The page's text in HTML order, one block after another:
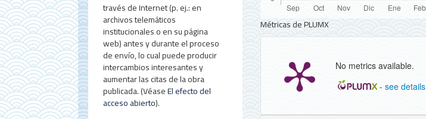
través de Internet (p. ej.: en
archivos telemáticos
institucionales o en su página
web) antes y durante el proceso
de envío, lo cual puede producir
intercambios interesantes y
aumentar las citas de la obra
publicada. (VéaseEl efecto del
acceso abierto).
Métricas de PLUMX
No metrics available.
- see details